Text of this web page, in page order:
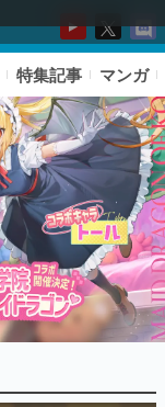
特集記事 マンガ